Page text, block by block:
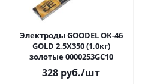
Электроды GOODEL ОК-46
GOLD 2,5Х350 (1,0кг)
золотые 0000253GC10
328 руб./шт